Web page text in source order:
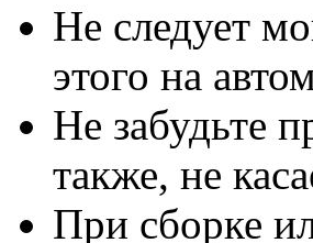
Не следует
этого на
Не забудьте
также, не
При сборке